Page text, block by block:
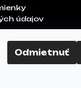
Odmietnuť
údajov